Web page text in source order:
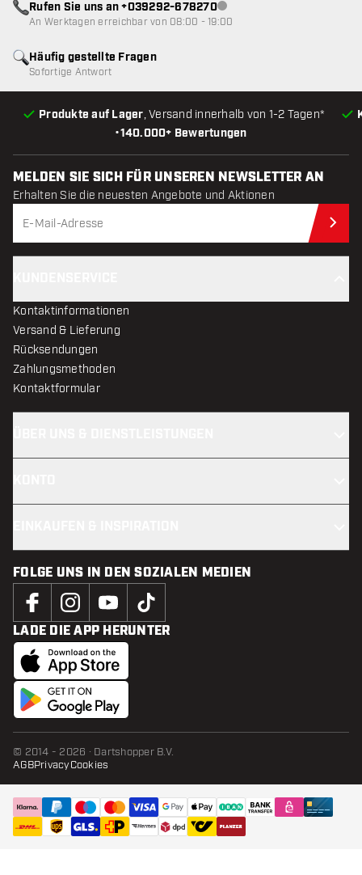
•140.000+ Bewertungen
Produkte auf Lager, Versand innerhalb von 1-2 Tagen*
Häufig gestellte Fragen
Sofortige Antwort
Rufen Sie uns an +039292-678270Kundenservice nicht
An Werktagen erreichbar von 08:00 - 19:00
MELDEN SIE SICH FÜR UNSEREN NEWSLETTER AN
Erhalten Sie die neuesten Angebote und Aktionen
Kontaktinformationen
Versand & Lieferung
Rücksendungen
Zahlungsmethoden
Kontaktformular
FOLGE UNS IN DEN SOZIALEN MEDIEN
LADE DIE APP HERUNTER
© 2014 - 2026 · Dartshopper B.V.
AGBPrivacyCookies